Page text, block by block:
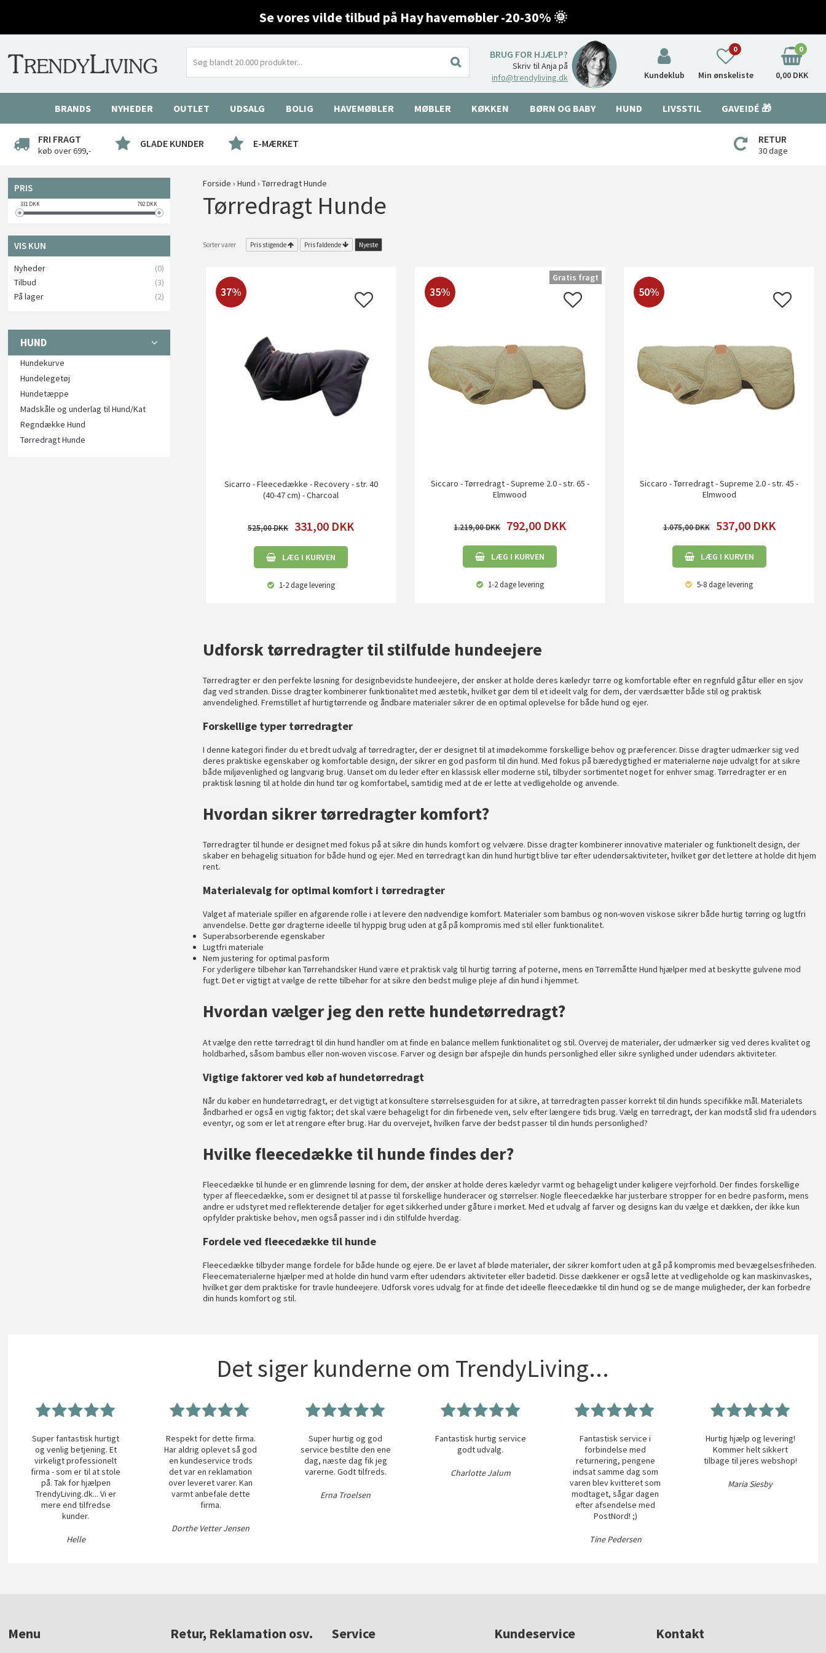
Se vores vilde tilbud på Hay havemøbler -20-30% 🌞
BRUG FOR HJÆLP?
Skriv til Anja på
info@trendyliving.dk
Kundeklub Min ønskeliste
0 0
0,00 DKK
BRANDS NYHEDER OUTLET UDSALG BOLIG HAVEMØBLER MØBLER KØKKEN BØRN OG BABY HUND LIVSSTIL GAVEIDÉ 🎁
FRI FRAGT
køb over 699,-
GLADE KUNDER E-MÆRKET RETUR
30 dage
PRIS
331 DKK 792DKK
VIS KUN
Nyheder
(0)
Tilbud
(3)
På lager
(2)
HUND
Hundekurve
Hundelegetøj
Hundetæppe
Madskåle og underlag til Hund/Kat
Regndække Hund
Tørredragt Hunde
Forside › Hund › Tørredragt Hunde
Tørredragt Hunde
Sorter varer Pris stigende Pris faldende Nyeste
37%
Sicarro - Fleecedække - Recovery - str. 40
(40-47 cm) - Charcoal
525,00 331,00 DKK
LÆG I KURVEN
1-2 dagelevering
35%
Siccaro - Tørredragt - Supreme 2.0 - str. 65 -
Elmwood
1.219,00 792,00 DKK
LÆG I KURVEN
1-2 dagelevering
Gratis fragt
50%
Siccaro - Tørredragt - Supreme 2.0 - str. 45 -
Elmwood
1.075,00 537,00 DKK
LÆG I KURVEN
5-8 dagelevering
Udforsk tørredragter til stilfulde hundeejere
Tørredragter er den perfekte løsning for designbevidste hundeejere, der ønsker at holde deres kæledyr tørre og komfortable efter en regnfuld gåtur eller en sjov
dag ved stranden. Disse dragter kombinerer funktionalitet med æstetik, hvilket gør dem til et ideelt valg for dem, der værdsætter både stil og praktisk
anvendelighed. Fremstillet af hurtigtørrende og åndbare materialer sikrer de en optimal oplevelse for både hund og ejer.
Forskellige typer tørredragter
I denne kategori finder du et bredt udvalg af tørredragter, der er designet til at imødekomme forskellige behov og præferencer. Disse dragter udmærker sig ved
deres praktiske egenskaber og komfortable design, der sikrer en god pasform til din hund. Med fokus på bæredygtighed er materialerne nøje udvalgt for at sikre
både miljøvenlighed og langvarig brug. Uanset om du leder efter en klassisk eller moderne stil, tilbyder sortimentet noget for enhver smag. Tørredragter er en
praktisk løsning til at holde din hund tør og komfortabel, samtidig med at de er lette at vedligeholde og anvende.
Hvordan sikrer tørredragter komfort?
Tørredragter til hunde er designet med fokus på at sikre din hunds komfort og velvære. Disse dragter kombinerer innovative materialer og funktionelt design, der
skaber en behagelig situation for både hund og ejer. Med en tørredragt kan din hund hurtigt blive tør efter udendørsaktiviteter, hvilket gør det lettere at holde dit hjem
rent.
Materialevalg for optimal komfort i tørredragter
Valget af materiale spiller en afgørende rolle i at levere den nødvendige komfort. Materialer som bambus og non-woven viskose sikrer både hurtig tørring og lugtfri
anvendelse. Dette gør dragterne ideelle til hyppig brug uden at gå på kompromis med stil eller funktionalitet.
Superabsorberende egenskaber
Lugtfri materiale
Nem justering for optimal pasform
For yderligere tilbehør kan Tørrehandsker Hund være et praktisk valg til hurtig tørring af poterne, mens en Tørremåtte Hund hjælper med at beskytte gulvene mod
fugt. Det er vigtigt at vælge de rette tilbehør for at sikre den bedst mulige pleje af din hund i hjemmet.
Hvordan vælger jeg den rette hundetørredragt?
At vælge den rette tørredragt til din hund handler om at finde en balance mellem funktionalitet og stil. Overvej de materialer, der udmærker sig ved deres kvalitet og
holdbarhed, såsom bambus eller non-woven viscose. Farver og design bør afspejle din hunds personlighed eller sikre synlighed under udendørs aktiviteter.
Vigtige faktorer ved køb af hundetørredragt
Når du køber en hundetørredragt, er det vigtigt at konsultere størrelsesguiden for at sikre, at tørredragten passer korrekt til din hunds specifikke mål. Materialets
åndbarhed er også en vigtig faktor; det skal være behageligt for din firbenede ven, selv efter længere tids brug. Vælg en tørredragt, der kan modstå slid fra udendørs
eventyr, og som er let at rengøre efter brug. Har du overvejet, hvilken farve der bedst passer til din hunds personlighed?
Hvilke fleecedække til hunde findes der?
Fleecedække til hunde er en glimrende løsning for dem, der ønsker at holde deres kæledyr varmt og behageligt under køligere vejrforhold. Der findes forskellige
typer af fleecedække, som er designet til at passe til forskellige hunderacer og størrelser. Nogle fleecedække har justerbare stropper for en bedre pasform, mens
andre er udstyret med reflekterende detaljer for øget sikkerhed under gåture i mørket. Med et udvalg af farver og designs kan du vælge et dækken, der ikke kun
opfylder praktiske behov, men også passer ind i din stilfulde hverdag.
Fordele ved fleecedække til hunde
Fleecedække tilbyder mange fordele for både hunde og ejere. De er lavet af bløde materialer, der sikrer komfort uden at gå på kompromis med bevægelsesfriheden.
Fleecematerialerne hjælper med at holde din hund varm efter udendørs aktiviteter eller badetid. Disse dækkener er også lette at vedligeholde og kan maskinvaskes,
hvilket gør dem praktiske for travle hundeejere. Udforsk vores udvalg for at finde det ideelle fleecedække til din hund og se de mange muligheder, der kan forbedre
din hunds komfort og stil.
Det siger kunderne om TrendyLiving...
Super fantastisk hurtigt
og venlig betjening. Et
virkeligt professionelt
firma - som er til at stole
på. Tak for hjælpen
TrendyLiving.dk... Vi er
mere end tilfredse
kunder.
Helle
Respekt for dette firma.
Har aldrig oplevet så god
en kundeservice trods
det var en reklamation
over leveret varer. Kan
varmt anbefale dette
firma.
Dorthe Vetter Jensen
Super hurtig og god
service bestilte den ene
dag, næste dag fik jeg
varerne. Godt tilfreds.
Erna Troelsen
Fantastisk hurtig service
godt udvalg.
Charlotte Jalum
Fantastisk service i
forbindelse med
returnering, pengene
indsat samme dag som
varen blev kvitteret som
modtaget, sågar dagen
efter afsendelse med
PostNord! ;)
Tine Pedersen
Hurtig hjælp og levering!
Kommer helt sikkert
tilbage til jeres webshop!
Maria Siesby
Menu Retur, Reklamation osv. Service Kundeservice Kontakt